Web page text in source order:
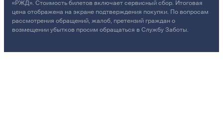
«РЖД». Стоимость билетов включает сервисный сбор. Итоговая
цена отображена на экране подтверждения покупки. По вопросам
рассмотрения обращений, жалоб, претензий граждан о
возмещении убытков просим обращаться в Службу Заботы.